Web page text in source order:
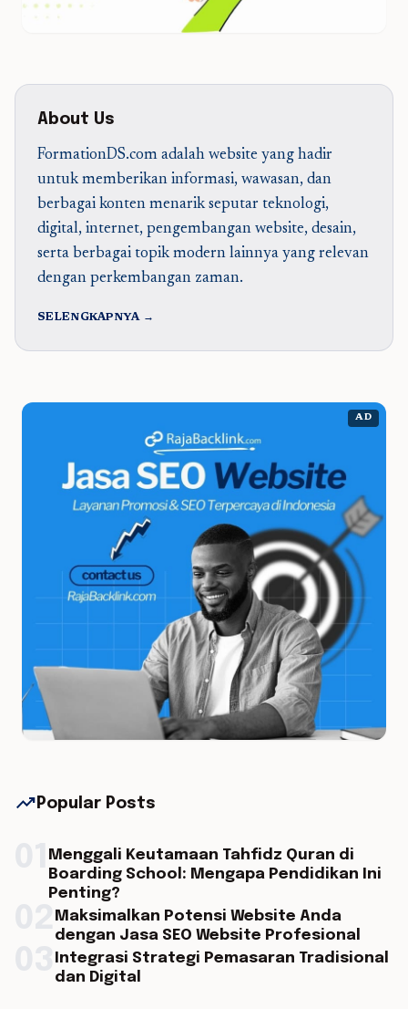
About Us
FormationDS.com adalah website yang hadir
untuk memberikan informasi, wawasan, dan
berbagai konten menarik seputar teknologi,
digital, internet, pengembangan website, desain,
serta berbagai topik modern lainnya yang relevan
dengan perkembangan zaman.
SELENGKAPNYA →
AD
trending_up Popular Posts
Menggali Keutamaan Tahfidz Quran di
Boarding School: Mengapa Pendidikan Ini
Penting?
Maksimalkan Potensi Website Anda
dengan Jasa SEO Website Profesional
Integrasi Strategi Pemasaran Tradisional
dan Digital